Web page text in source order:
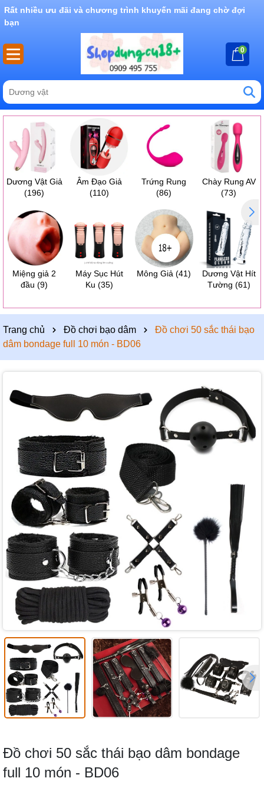
Rất nhiều ưu đãi và chương trình khuyến mãi đang chờ đợi
bạn
0
Dương Vật Giả
(196)
Âm Đạo Giả
(110)
Trứng Rung
(86)
Chày Rung AV
(73)
Miệng giả 2
đầu (9)
Máy Sục Hút
Ku (35)
Mông Giả (41)
Dương Vật Hít
Tường (61)
Trang chủ Đồ chơi bạo dâm
Đồ chơi 50 sắc thái bạo
dâm bondage full 10 món - BD06
Đồ chơi 50 sắc thái bạo dâm bondage
full 10 món - BD06